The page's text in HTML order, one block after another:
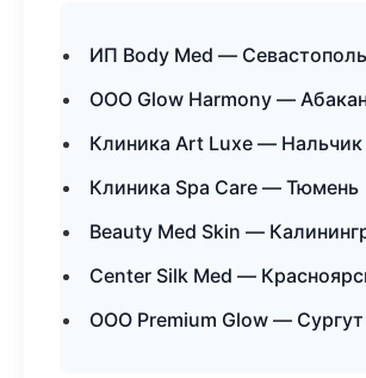
ИП Body Med — Севастополь
ООО Glow Harmony —
Клиника Art Luxe — Нальчик
Клиника Spa Care — Тюмень
Beauty Med Skin —
Center Silk Med —
ООО Premium Glow — Сургут